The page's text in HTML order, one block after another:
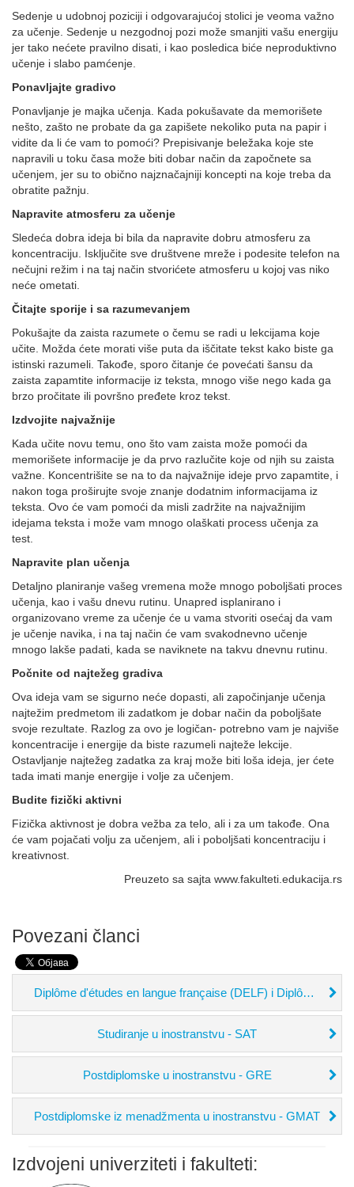
Sedenje u udobnoj poziciji i odgovarajućoj stolici je veoma važno
za učenje. Sedenje u nezgodnoj pozi može smanjiti vašu energiju
jer tako nećete pravilno disati, i kao posledica biće neproduktivno
učenje i slabo pamćenje.
Ponavljajte gradivo
Ponavljanje je majka učenja. Kada pokušavate da memorišete
nešto, zašto ne probate da ga zapišete nekoliko puta na papir i
vidite da li će vam to pomoći? Prepisivanje beležaka koje ste
napravili u toku časa može biti dobar način da započnete sa
učenjem, jer su to obično najznačajniji koncepti na koje treba da
obratite pažnju.
Napravite atmosferu za učenje
Sledeća dobra ideja bi bila da napravite dobru atmosferu za
koncentraciju. Isključite sve društvene mreže i podesite telefon na
nečujni režim i na taj način stvorićete atmosferu u kojoj vas niko
neće ometati.
Čitajte sporije i sa razumevanjem
Pokušajte da zaista razumete o čemu se radi u lekcijama koje
učite. Možda ćete morati više puta da iščitate tekst kako biste ga
istinski razumeli. Takođe, sporo čitanje će povećati šansu da
zaista zapamtite informacije iz teksta, mnogo više nego kada ga
brzo pročitate ili površno pređete kroz tekst.
Izdvojite najvažnije
Kada učite novu temu, ono što vam zaista može pomoći da
memorišete informacije je da prvo razlučite koje od njih su zaista
važne. Koncentrišite se na to da najvažnije ideje prvo zapamtite, i
nakon toga proširujte svoje znanje dodatnim informacijama iz
teksta. Ovo će vam pomoći da misli zadržite na najvažnijim
idejama teksta i može vam mnogo olaškati process učenja za
test.
Napravite plan učenja
Detaljno planiranje vašeg vremena može mnogo poboljšati proces
učenja, kao i vašu dnevu rutinu. Unapred isplanirano i
organizovano vreme za učenje će u vama stvoriti osećaj da vam
je učenje navika, i na taj način će vam svakodnevno učenje
mnogo lakše padati, kada se naviknete na takvu dnevnu rutinu.
Počnite od najtežeg gradiva
Ova ideja vam se sigurno neće dopasti, ali započinjanje učenja
najtežim predmetom ili zadatkom je dobar način da poboljšate
svoje rezultate. Razlog za ovo je logičan- potrebno vam je najviše
koncentracije i energije da biste razumeli najteže lekcije.
Ostavljanje najtežeg zadatka za kraj može biti loša ideja, jer ćete
tada imati manje energije i volje za učenjem.
Budite fizički aktivni
Fizička aktivnost je dobra vežba za telo, ali i za um takođe. Ona
će vam pojačati volju za učenjem, ali i poboljšati koncentraciju i
kreativnost.
Preuzeto sa sajta www.fakulteti.edukacija.rs
Povezani članci
Diplôme d'études en langue française (DELF) i Diplôme approfondi en langue française (DALF)
Studiranje u inostranstvu - SAT
Postdiplomske u inostranstvu - GRE
Postdiplomske iz menadžmenta u inostranstvu - GMAT
Izdvojeni univerziteti i fakulteti: